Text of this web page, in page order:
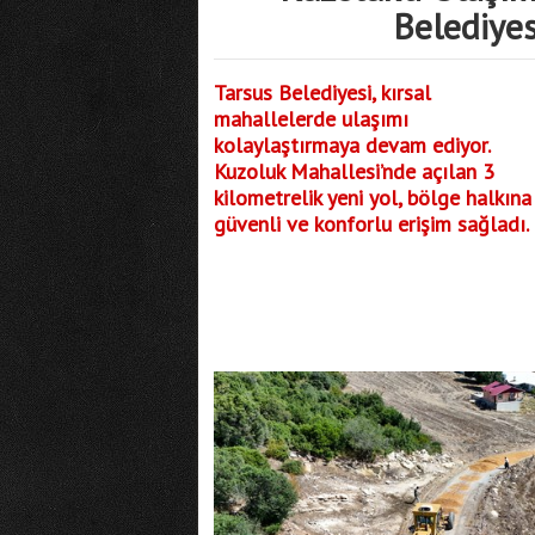
Tarsus Belediyesi, kırsal
mahallelerde ulaşımı
kolaylaştırmaya devam ediyor.
Kuzoluk Mahallesi’nde açılan 3
kilometrelik yeni yol, bölge halkına
güvenli ve konforlu erişim sağladı.